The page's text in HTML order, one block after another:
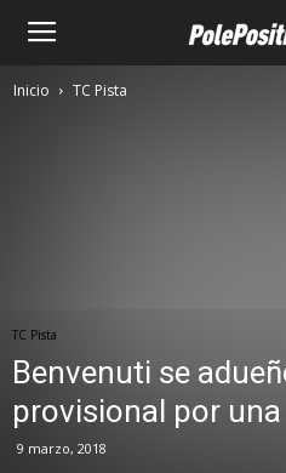
Inicio TC Pista
TC Pista
Benvenuti se
provisional por
9 marzo, 2018